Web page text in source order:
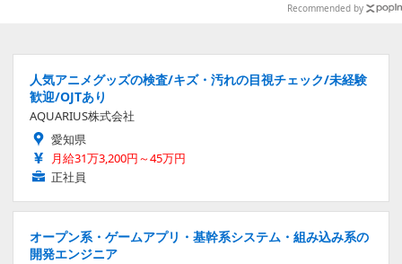
Recommended by
人気アニメグッズの検査/キズ・汚れの目視チェック/未経験
歓迎/OJTあり
AQUARIUS株式会社
愛知県
月給31万3,200円～45万円
正社員
オープン系・ゲームアプリ・基幹系システム・組み込み系の
開発エンジニア